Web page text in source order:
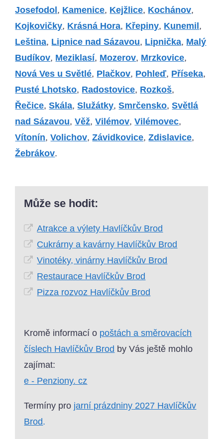
Josefodol , Kamenice, Kejžlice, Kochánov,
Kojkovičky, Krásná Hora, Křepiny, Kunemil ,
Leština, Lipnice nad Sázavou, Lipnička, Malý
Budíkov, Meziklasí, Mozerov, Mrzkovice,
Nová Ves u Světlé, Plačkov, Pohleď, Příseka,
Pusté Lhotsko, Radostovice, Rozkoš,
Řečice,Skála,Služátky,Smrčensko,Světlá
nad Sázavou,Věž,Vilémov,Vilémovec,
Vítonín,Volichov,Závidkovice,Zdislavice,
Žebrákov.
Může se hodit:
Atrakce a výlety Havlíčkův Brod
Cukrárny a kavárny Havlíčkův Brod
Vinotéky, vinárny Havlíčkův Brod
Restaurace Havlíčkův Brod
Pizza rozvoz Havlíčkův Brod
Kromě informací o poštách a směrovacích
číslech Havlíčkův Brod by Vás ještě mohlo
zajímat:
e - Penziony. cz
Termíny pro jarní prázdniny 2027 Havlíčkův
Brod.